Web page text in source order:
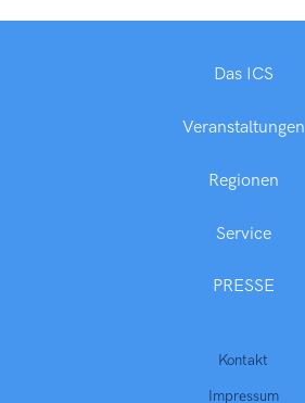
Das ICS
Veranstaltungen
Regionen
Service
PRESSE
Kontakt
Impressum